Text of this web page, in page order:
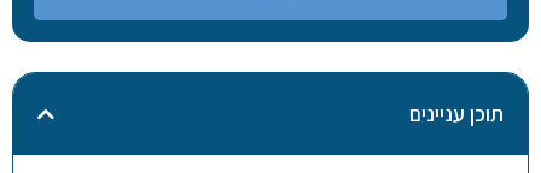
תוכן עניינים